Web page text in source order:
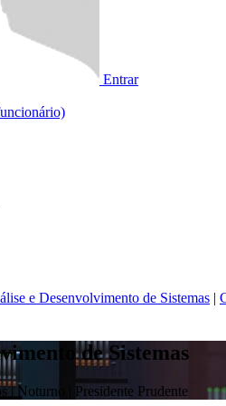
Entrar
e Desenvolvimento de Sistemas |
de Sistemas
| Noturno | Presidente Prudente